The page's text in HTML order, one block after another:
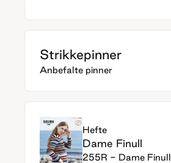
Strikkepinner
Anbefalte pinner
Hefte
Dame Finull
255R - Dame Finull